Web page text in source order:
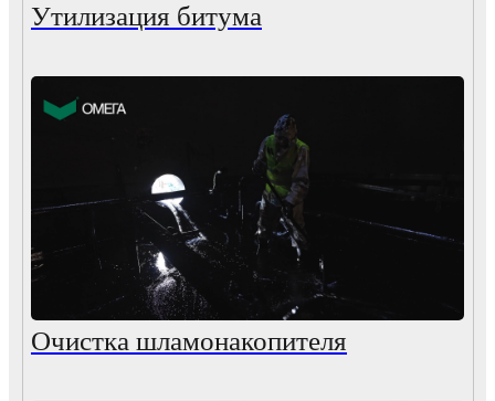
Утилизация битума
Очистка шламонакопителя